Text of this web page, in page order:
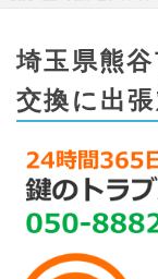
埼玉県熊
交換に出